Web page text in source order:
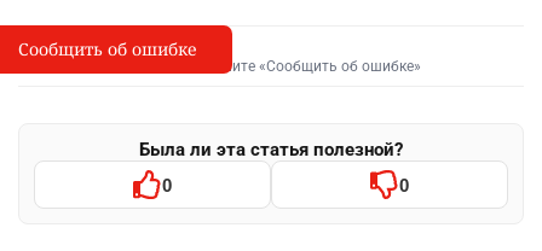
I
Сообщить об опечатке
Выделите фрагмент и нажмите «Сообщить об ошибке»
Была ли эта статья полезной?
0 0
Сообщить об ошибке